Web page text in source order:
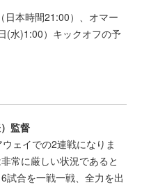
日本時間21:00）、オマー
(水)1:00）キックオフの予
監督
ェイでの2連戦になりま
常に厳しい状況であると
試合を一戦一戦、全力を出